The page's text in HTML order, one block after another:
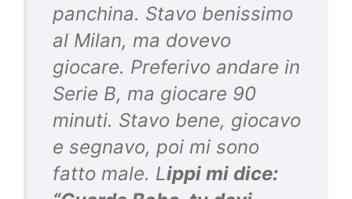
panchina. Stavo benissimo
al Milan, ma dovevo
giocare. Preferivo andare in
Serie B, ma giocare 90
minuti. Stavo bene, giocavo
e segnavo, poi mi sono
fatto male. Lippi mi dice: